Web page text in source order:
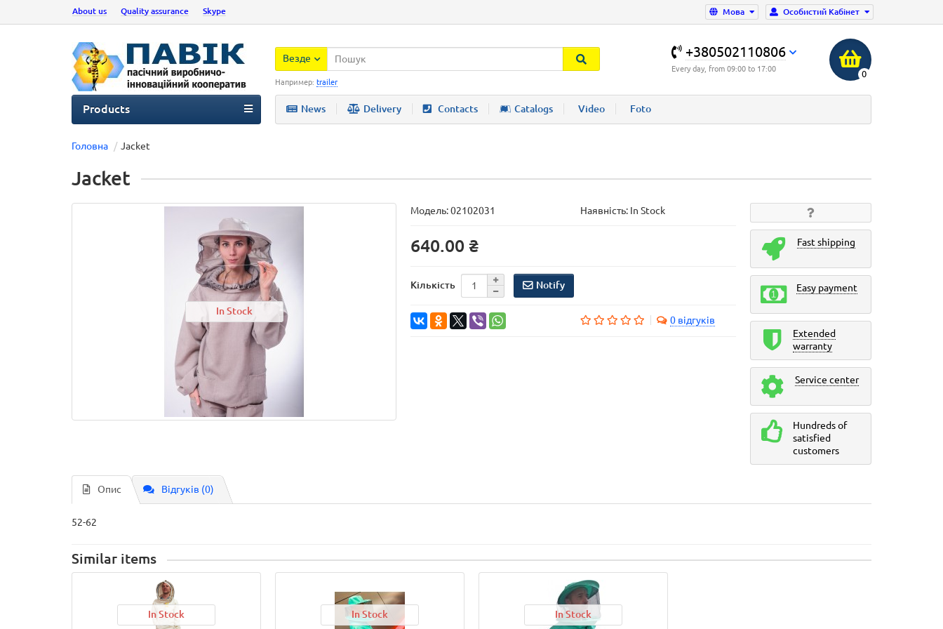
Особистий Кабінет
Мова
About us Quality assurance Skype
+380502110806
Every day, from 09:00 to 17:00 0
Везде
Например: trailer
News Delivery Contacts Catalogs Video Foto
Products
Головна Jacket
Jacket
In Stock
Модель:02102031 Наявність: In Stock
640.00 ₴
Кількість Notify
0 відгуків
Fast shipping
Easy payment
Extended
warranty
Service center
Hundreds of
satisfied
customers
Опис Відгуків (0)
52-62
Similar items
In Stock In Stock In Stock